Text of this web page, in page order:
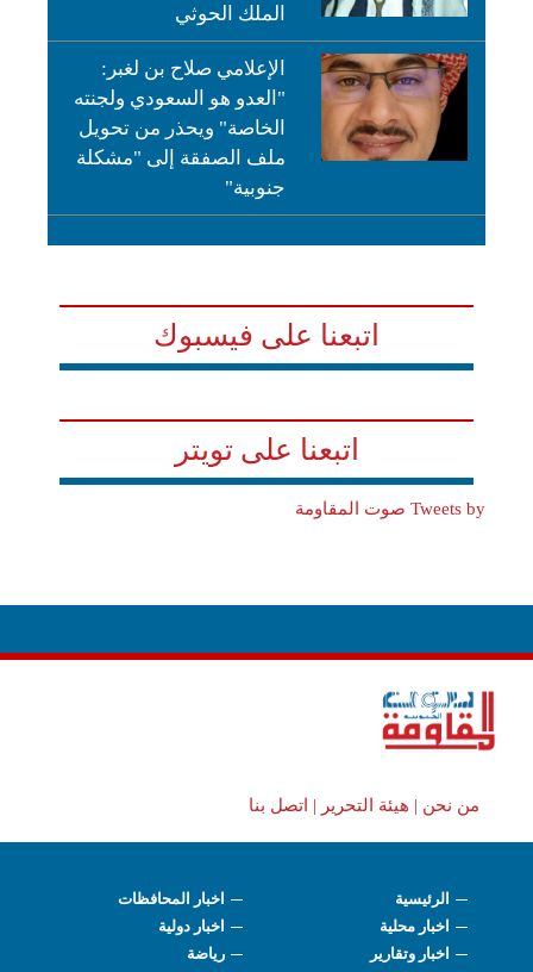
الملك الحوثي
الإعلامي صلاح بن لغبر:
"العدو هو السعودي ولجنته
الخاصة" ويحذر من تحويل
ملف الصفقة إلى "مشكلة
جنوبية"
اتبعنا على فيسبوك
اتبعنا على تويتر
Tweets by صوت المقاومة
من نحن | هيئة التحرير | اتصل بنا
الرئيسية
اخبار المحافظات
اخبار محلية
اخبار دولية
اخبار وتقارير
رياضة